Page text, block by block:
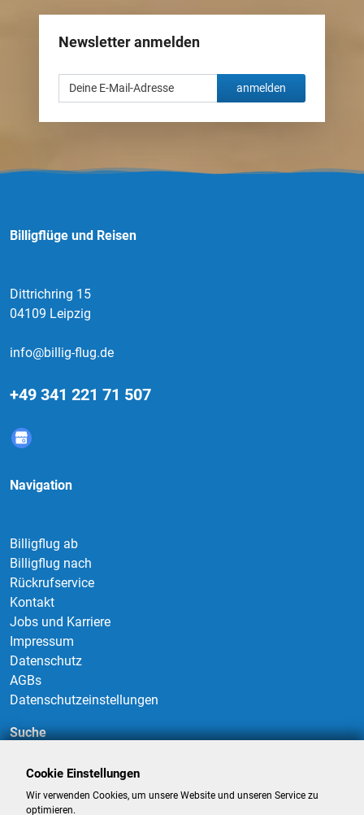
Newsletter anmelden
anmelden
Billigflüge und Reisen
Dittrichring 15
04109 Leipzig
info@billig-flug.de
+49 341 221 71 507
Navigation
Billigflug ab
Billigflug nach
Rückrufservice
Kontakt
Jobs und Karriere
Impressum
Datenschutz
AGBs
Datenschutzeinstellungen
Suche
Suchen
Cookie Einstellungen
Wir verwenden Cookies, um unsere Website und unseren Service zu
optimieren.